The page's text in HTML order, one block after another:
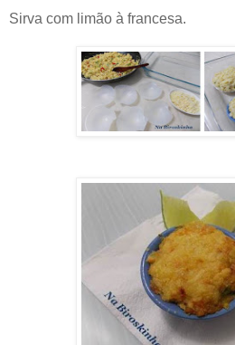
Sirva com limão à francesa.